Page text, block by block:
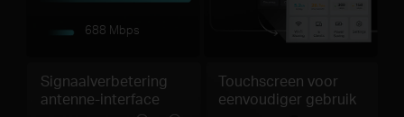
688 Mbps
Signaalverbetering
antenne-interface
Touchscreen voor
eenvoudiger gebruik